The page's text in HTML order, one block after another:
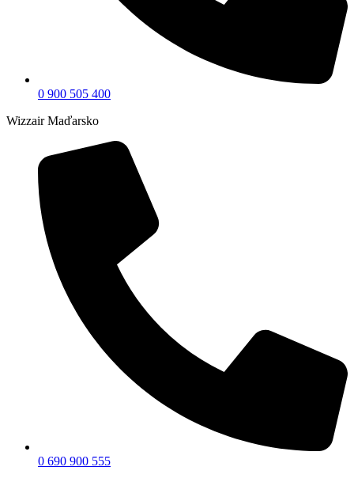
0 900 505 400
Wizzair Maďarsko
0 690 900 555